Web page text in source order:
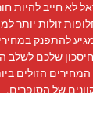
לא חייב להיות
זולות יותר
להתפנק
שלכם לשלב
הזולים
של הסופרים.